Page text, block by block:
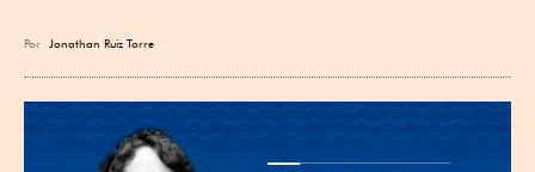
Por Jonathan Ruiz Torre